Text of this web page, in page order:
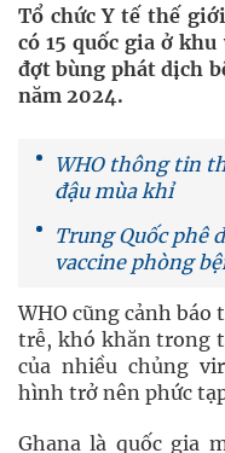
Tổ chức Y tế thế
có 15 quốc gia ở
đợt bùng phát dịch
năm 2024.
WHO thông tin
đậu mùa khỉ
Trung Quốc phê
vaccine phòng
WHO cũng cảnh báo
trễ, khó khăn trong
của nhiều chủng
hình trở nên phức
Ghana là quốc gia